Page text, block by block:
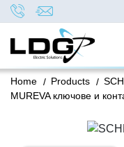
/
Home /
Products
МUREVA ключове и